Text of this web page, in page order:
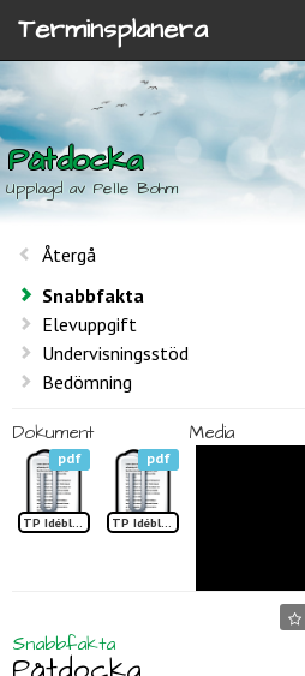
Terminsplanera
Påtdocka
Upplagd av Pelle Bohm
Återgå
Snabbfakta
Elevuppgift
Undervisningsstöd
Bedömning
Dokument
pdf
TP Idéblad påtdocka
pdf
TP Idéblad Hur man påtar
Media
Snabbfakta